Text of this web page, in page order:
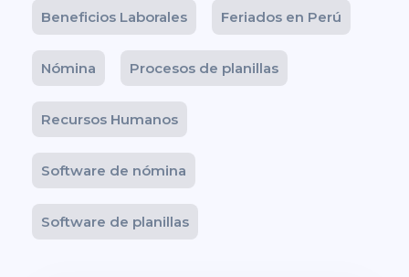
Beneficios Laborales Feriados en Perú
Nómina Procesos de planillas
Recursos Humanos
Software de nómina
Software de planillas